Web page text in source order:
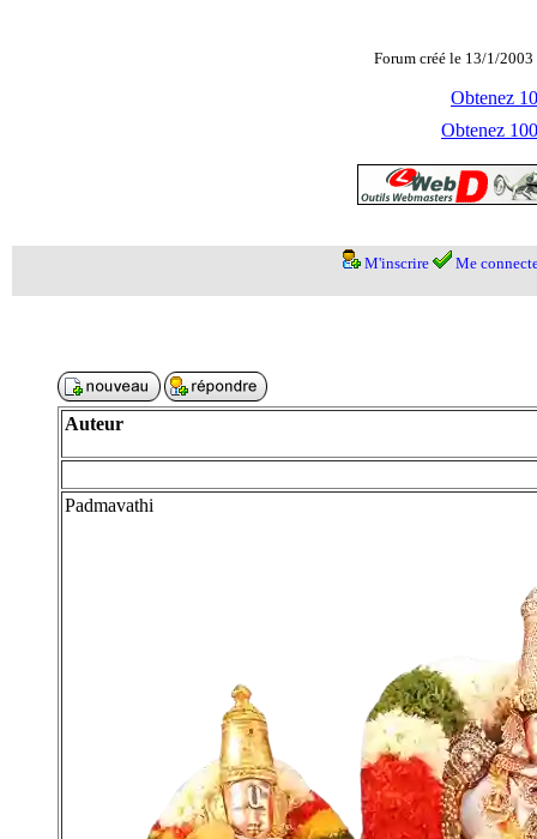
Forum créé le 13/1/
Obtenez
Obtenez
M'inscrire Me
Auteur
Padmavathi